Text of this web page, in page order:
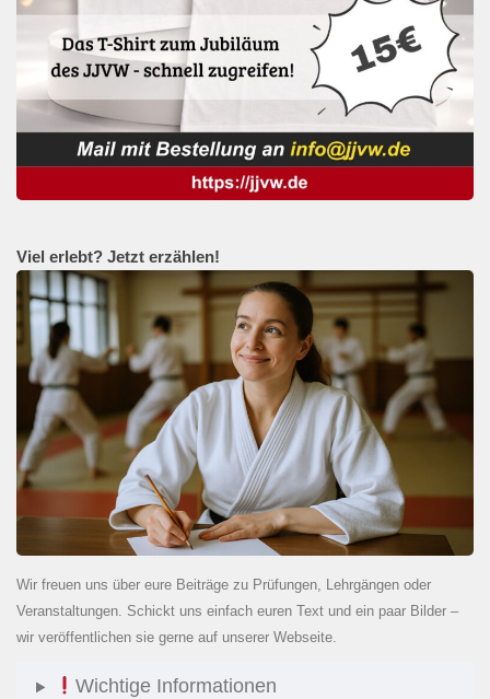
Viel erlebt? Jetzt erzählen!
Wir freuen uns über eure Beiträge zu Prüfungen, Lehrgängen oder
Veranstaltungen. Schickt uns einfach euren Text und ein paar Bilder –
wir veröffentlichen sie gerne auf unserer Webseite.
Wichtige Informationen